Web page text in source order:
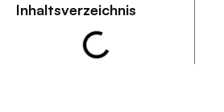
Inhaltsverzeichnis